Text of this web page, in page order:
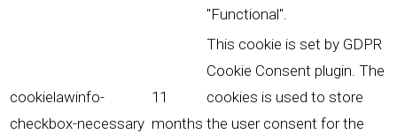
"Functional".
cookielawinfo-
checkbox-necessary
11
months
This cookie is set by GDPR
Cookie Consent plugin. The
cookies is used to store
the user consent for the